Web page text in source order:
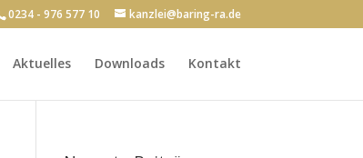
0234 - 976 577 10 kanzlei@baring-ra.de
Aktuelles Downloads Kontakt